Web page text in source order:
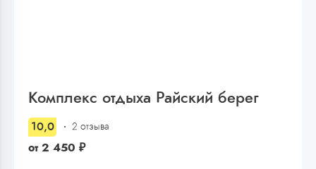
Комплекс отдыха Райский берег
10,0 2 отзыва
от 2 450 ₽